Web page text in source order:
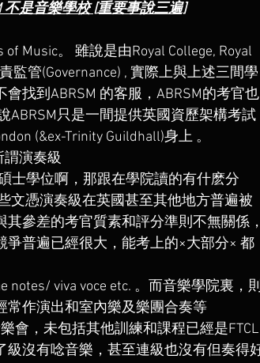
不是音樂學校 [重要事說三遍]
Music。 雖說是由Royal College, Royal
監管(Governance) , 實際上與上述三間學
找到ABRSM 的客服，ABRSM的考官也
只是一間提供英國資歷架構考試
(&ex-Trinity Guildhall)身上 。
謂演奏級
士學位啊，那跟在學院讀的有什麽分
文憑演奏級在英國甚至其他地方普遍被
參差的考官質素和評分準則不無關係，
普遍已經很大，能考上的×大部分× 都
viva voce etc. 。而音樂學院裏，則
常作演出和室內樂及樂團合奏等
會，未包括其他訓練和課程已經是FTCL
沒有唸音樂，甚至連級也沒有但奏得